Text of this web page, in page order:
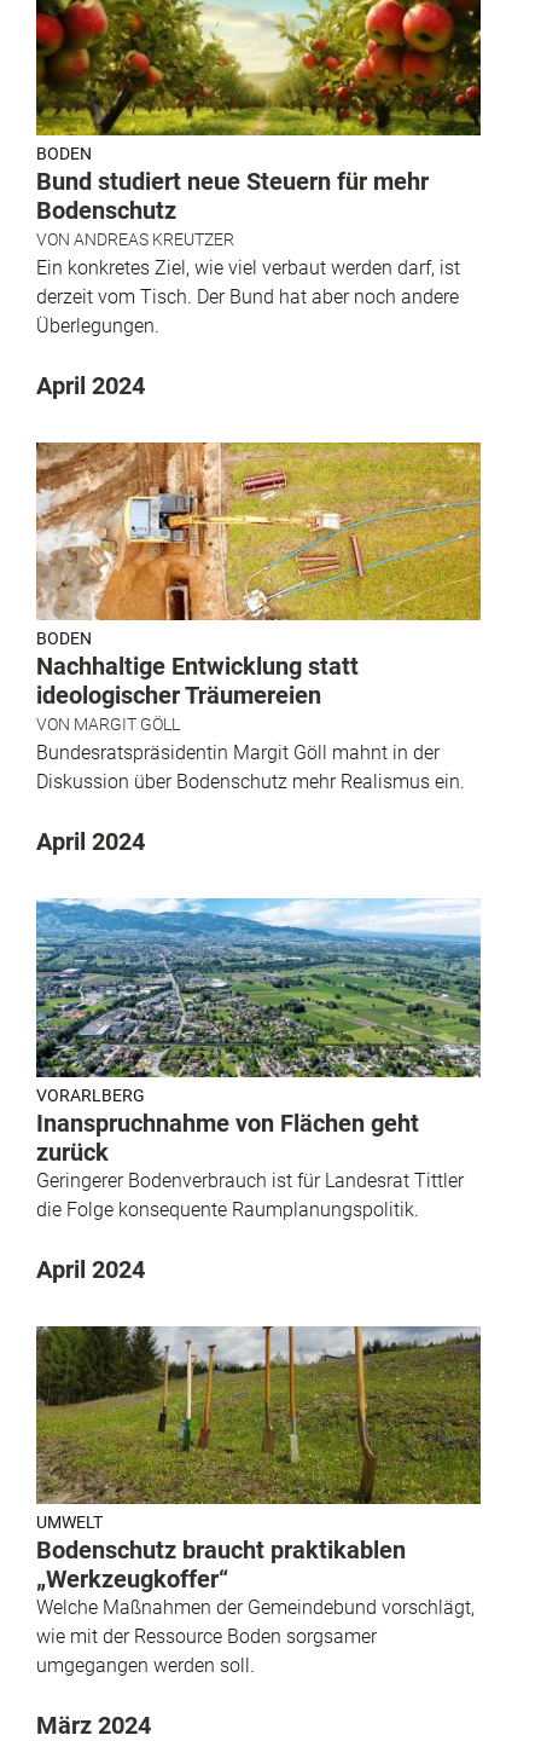
BODEN
Bund studiert neue Steuern für mehr
Bodenschutz
VON ANDREAS KREUTZER
Ein konkretes Ziel, wie viel verbaut werden darf, ist
derzeit vom Tisch. Der Bund hat aber noch andere
Überlegungen.
April 2024
BODEN
Nachhaltige Entwicklung statt
ideologischer Träumereien
VON MARGIT GÖLL
Bundesratspräsidentin Margit Göll mahnt in der
Diskussion über Bodenschutz mehr Realismus ein.
April 2024
VORARLBERG
Inanspruchnahme von Flächen geht
zurück
Geringerer Bodenverbrauch ist für Landesrat Tittler
die Folge konsequente Raumplanungspolitik.
April 2024
UMWELT
Bodenschutz braucht praktikablen
„Werkzeugkoffer“
Welche Maßnahmen der Gemeindebund vorschlägt,
wie mit der Ressource Boden sorgsamer
umgegangen werden soll.
März 2024